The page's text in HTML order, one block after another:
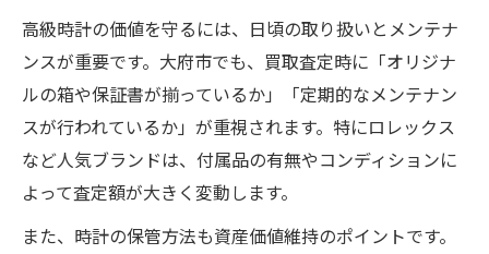
高級時計の価値を守るには、日頃の取り扱いとメンテナ
ンスが重要です。大府市でも、買取査定時に「オリジナ
ルの箱や保証書が揃っているか」「定期的なメンテナン
スが行われているか」が重視されます。特にロレックス
など人気ブランドは、付属品の有無やコンディションに
よって査定額が大きく変動します。
また、時計の保管方法も資産価値維持のポイントです。